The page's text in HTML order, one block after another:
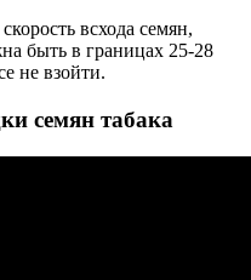
всхода семян,
быть в границах 25-28
не взойти.
семян табака